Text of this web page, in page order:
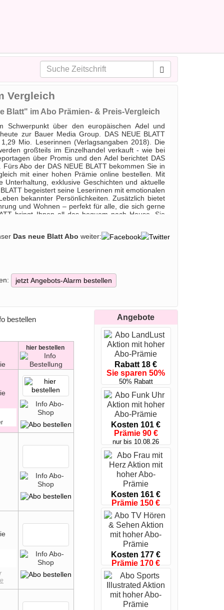
Vergleich
Blatt" im Abo Prämien- & Preis-Vergleich
Schwerpunkt über den europäischen Adel und
zur Bauer Media Group. DAS NEUE BLATT
Mio. Leserinnen (Verlagsangaben 2018). Die
großteils im Einzelhandel verkauft - wie bei
über Promis und den Adel berichtet DAS
Abo der DAS NEUE BLATT bekommen Sie in
mit einer hohen Prämie online bestellen. Mit
exklusive Geschichten und aktuelle
begeistert seine Leserinnen mit emotionalen
bekannter Persönlichkeiten. Zusätzlich bietet
und Wohnen – perfekt für alle, die sich gerne
bringt Ihnen all das bequem nach Hause. Sie
und nützliche Alltagstipps – mit einem Abo der
BLATT vergleichen, Prämien sichern und jede
Das neue Blatt Abo weiter:
jetzt Angebots-Alarm bestellen
hier bestellen
Angebote
Rabatt 18 €
Sie sparen 50%
50% Rabatt
Kosten 101 €
Prämie 90 €
nur bis 10.08.26
Kosten 161 €
Prämie 150 €
nur bis 23.08.26
Kosten 177 €
Prämie 170 €
nur bis 09.08.26